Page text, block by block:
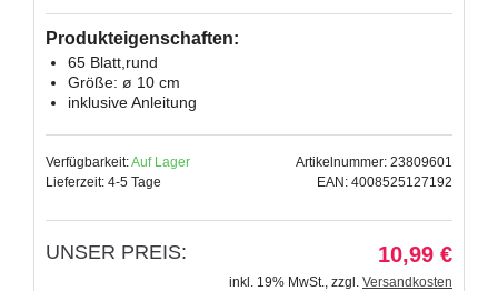
Produkteigenschaften:
65 Blatt,rund
Größe: ø 10 cm
inklusive Anleitung
Verfügbarkeit:Auf Lager
Lieferzeit: 4-5 Tage
Artikelnummer: 23809601
EAN: 4008525127192
UNSER PREIS: 10,99 €
inkl. 19% MwSt., zzgl. Versandkosten